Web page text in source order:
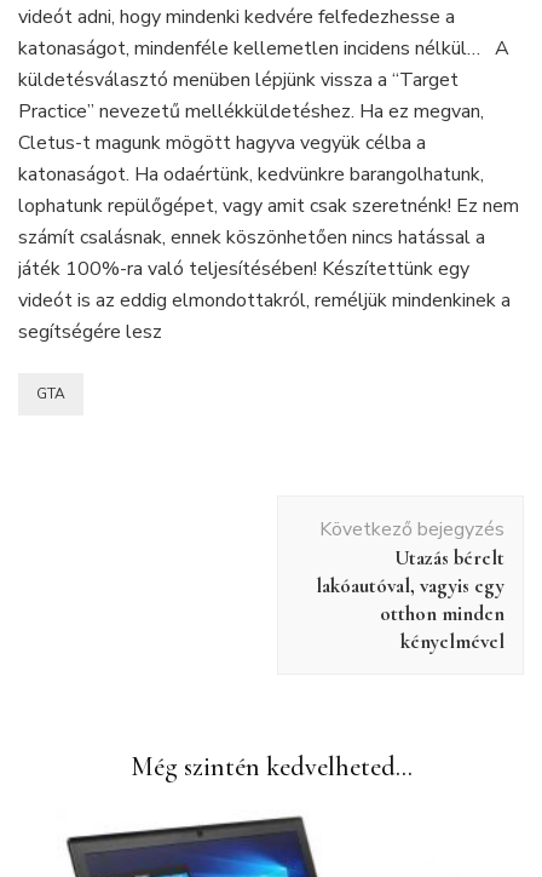
videót adni, hogy mindenki kedvére felfedezhesse a
katonaságot, mindenféle kellemetlen incidens nélkül… A
küldetésválasztó menüben lépjünk vissza a “Target
Practice” nevezetű mellékküldetéshez. Ha ez megvan,
Cletus-t magunk mögött hagyva vegyük célba a
katonaságot. Ha odaértünk, kedvünkre barangolhatunk,
lophatunk repülőgépet, vagy amit csak szeretnénk! Ez nem
számít csalásnak, ennek köszönhetően nincs hatással a
játék 100%-ra való teljesítésében! Készítettünk egy
videót is az eddig elmondottakról, reméljük mindenkinek a
segítségére lesz
GTA
Következő bejegyzés
Utazás bérelt
lakóautóval, vagyis egy
otthon minden
kényelmével
Még szintén kedvelheted...